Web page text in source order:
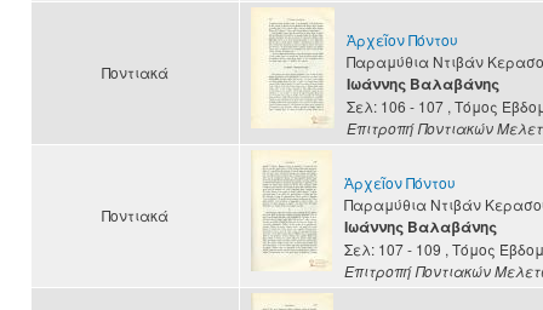
Ποντιακά
Ἀρχεῖον Πόντου
Παραμύθια Ντιβάν
Ιωάννης Βαλαβάνης
Σελ: 106 - 107 , Τόμος
Επιτροπή Ποντιακών
Ποντιακά
Ἀρχεῖον Πόντου
Παραμύθια Ντιβάν
Ιωάννης Βαλαβάνης
Σελ: 107 - 109 , Τόμος
Επιτροπή Ποντιακών